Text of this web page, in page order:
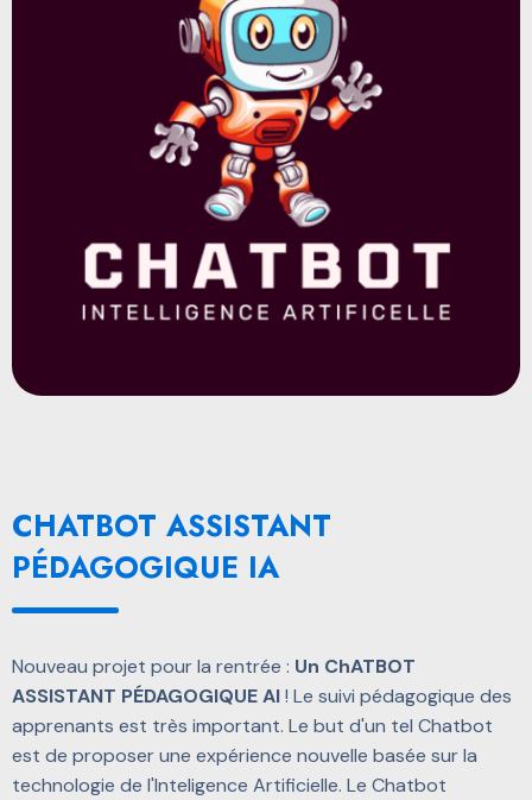
CHATBOT ASSISTANT
PÉDAGOGIQUE IA
Nouveau projet pour la rentrée : Un ChATBOT
ASSISTANT PÉDAGOGIQUE AI! Le suivi pédagogique des
apprenants est très important. Le but d'un tel Chatbot
est de proposer une expérience nouvelle basée sur la
technologie de l'Inteligence Artificielle. Le Chatbot